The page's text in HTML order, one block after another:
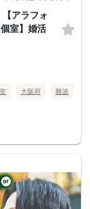
【アラフォ
室】婚活
大阪府 難波